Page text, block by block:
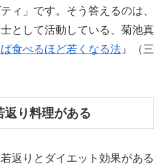
ィ」です。そう答えるのは、
として活動している、菊池真
食べるほど若くなる法 』（三
返り料理がある
返りとダイエット効果がある